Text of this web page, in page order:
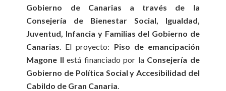
Gobierno de Canarias a través de la
Consejería de Bienestar Social, Igualdad,
Juventud, Infancia y Familias del Gobierno de
Canarias. El proyecto: Piso de emancipación
Magone II está financiado por la Consejería de
Gobierno de Política Social y Accesibilidad del
Cabildo de Gran Canaria.